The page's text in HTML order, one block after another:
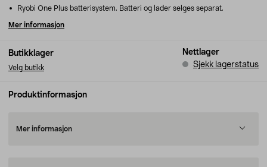
Butikklager
Velg butikk
Nettlager
Sjekk lagerstatus
Ryobi One Plus batterisystem. Batteri og lader selges separat.
Mer informasjon
Produktinformasjon
Mer informasjon